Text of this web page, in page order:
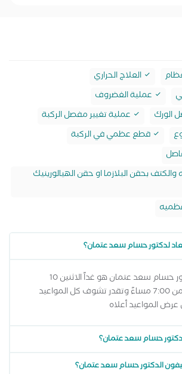
العلاج الحراري
عملية الغضروف
الورك
عملية تغيير مفصل الركبة
قطع عظمي في الركبة
بحقن البلازما او حقن الهيالورينيك
لدكتور حسام سعد عتمان؟
أقرب ميعاد لدكتور حسام سعد عتمان هو غداً الاثنين 10
اغسطس 2026 من 7:00 مساءً وتقدر تشوف كل المواعيد
المواعيد أعلاه
حسام سعد عتمان؟
الدكتور حسام سعد عتمان؟